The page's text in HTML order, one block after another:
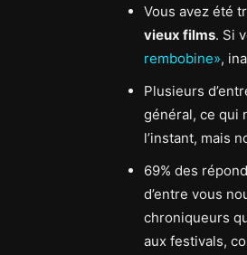
Vous avez été
vieux films. Si
rembobine»,
Plusieurs
général, ce qui
l’instant, mais
69% des
d’entre vous
chroniqueurs
aux festivals,